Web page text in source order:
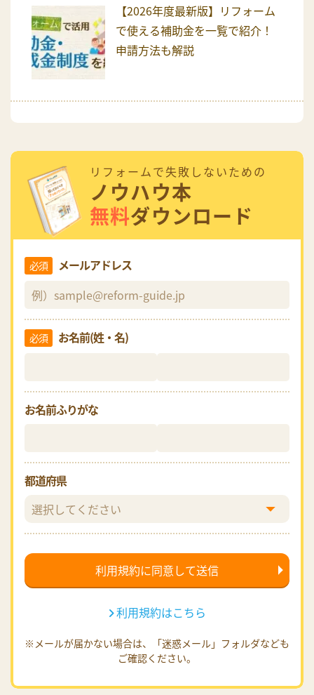
【2026年度最新版】リフォーム
で使える補助金を一覧で紹介！
申請方法も解説
リフォームで失敗しないための
ノウハウ本
無料ダウンロード
必須 メールアドレス
必須 お名前(姓・名)
お名前ふりがな
都道府県
利用規約はこちら
※メールが届かない場合は、「迷惑メール」フォルダなども
ご確認ください。